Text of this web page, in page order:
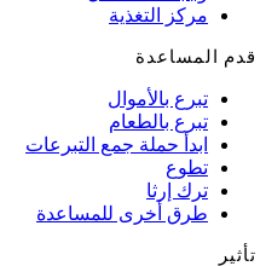
مركز التغذية
قدم المساعدة
تبرع بالأموال
تبرع بالطعام
ابدأ حملة جمع التبرعات
تطوع
ترك إرثا
طرق أخرى للمساعدة
تأثير